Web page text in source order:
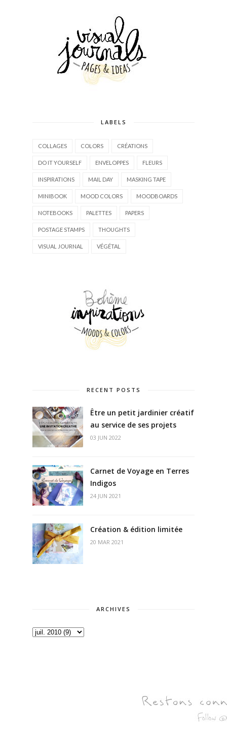
LABELS
COLLAGES COLORS CRÉATIONS
DO IT YOURSELF ENVELOPPES FLEURS
INSPIRATIONS MAIL DAY MASKING TAPE
MINIBOOK MOOD COLORS MOODBOARDS
NOTEBOOKS PALETTES PAPERS
POSTAGE STAMPS THOUGHTS
VISUAL JOURNAL VÉGÉTAL
RECENT POSTS
Être un petit jardinier créatif
au service de ses projets
03 JUN 2022
Carnet de Voyage en Terres
Indigos
24 JUN 2021
Création & édition limitée
20 MAR 2021
ARCHIVES